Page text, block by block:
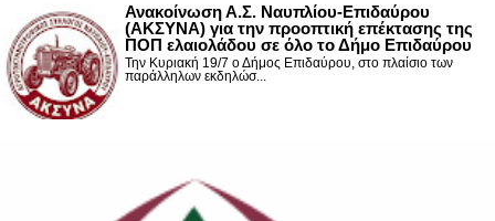
Ανακοίνωση Α.Σ. Ναυπλίου-Επιδαύρου
(ΑΚΣΥΝΑ) για την προοπτική επέκτασης της
ΠΟΠ ελαιολάδου σε όλο το Δήμο Επιδαύρου
Την Κυριακή 19/7 ο Δήμος Επιδαύρου, στο πλαίσιο των
παράλληλων εκδηλώσ...